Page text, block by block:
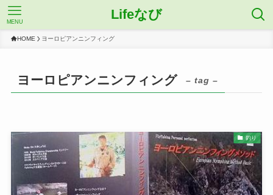
Lifeなび
MENU
HOME ヨーロピアンニンフィング
ヨーロピアンニンフィング – tag –
釣り